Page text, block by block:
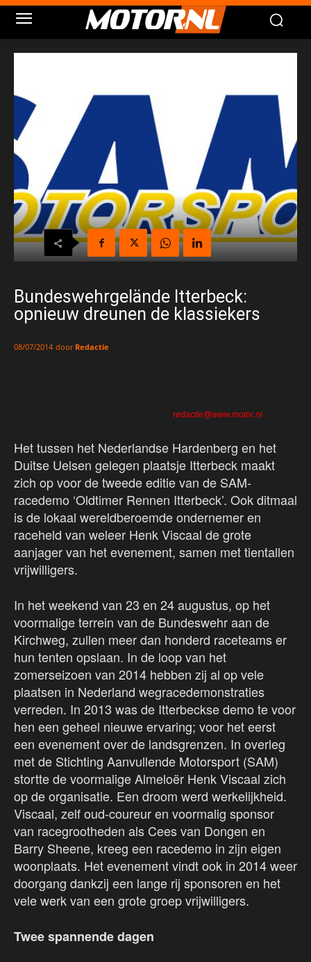
Bundeswehrgelände Itterbeck:
opnieuw dreunen de klassiekers
08/07/2014 door Redactie
redactie@www.motor.nl
Het tussen het Nederlandse Hardenberg en het
Duitse Uelsen gelegen plaatsje Itterbeck maakt
zich op voor de tweede editie van de SAM-
racedemo ‘Oldtimer Rennen Itterbeck’. Ook ditmaal
is de lokaal wereldberoemde ondernemer en
raceheld van weleer Henk Viscaal de grote
aanjager van het evenement, samen met tientallen
vrijwilligers.
In het weekend van 23 en 24 augustus, op het
voormalige terrein van de Bundeswehr aan de
Kirchweg, zullen meer dan honderd raceteams er
hun tenten opslaan. In de loop van het
zomerseizoen van 2014 hebben zij al op vele
plaatsen in Nederland wegracedemonstraties
verreden. In 2013 was de Itterbeckse demo te voor
hen een geheel nieuwe ervaring; voor het eerst
een evenement over de landsgrenzen. In overleg
met de Stichting Aanvullende Motorsport (SAM)
stortte de voormalige Almeloër Henk Viscaal zich
op de organisatie. Een droom werd werkelijkheid.
Viscaal, zelf oud-coureur en voormalig sponsor
van racegrootheden als Cees van Dongen en
Barry Sheene, kreeg een racedemo in zijn eigen
woonplaats. Het evenement vindt ook in 2014 weer
doorgang dankzij een lange rij sponsoren en het
vele werk van een grote groep vrijwilligers.
Twee spannende dagen